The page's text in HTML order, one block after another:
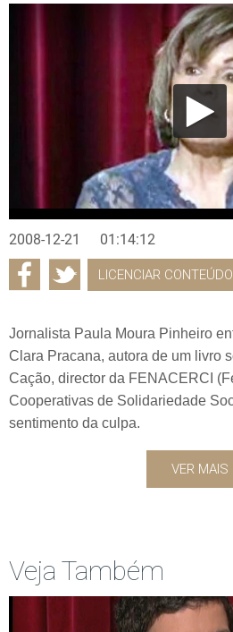
2008-12-21 01:14:12
LICENCIAR CONTEÚDO
Jornalista Paula Moura Pinheiro
Clara Pracana, autora de um livro
Cação, director da FENACERCI
Cooperativas de Solidariedade
sentimento da culpa.
VER MAIS
Veja Também